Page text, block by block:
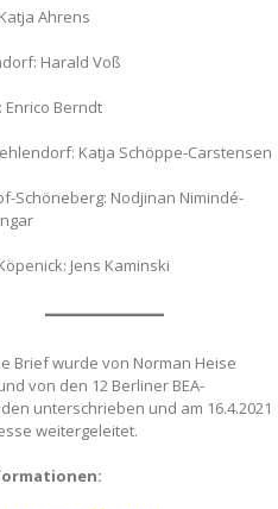
Ahrens
Harald Voß
Enrico Berndt
Katja Schöppe-Carstensen
Schöneberg: Nodjinan Nimindé-
Jens Kaminski
Brief wurde von Norman Heise
von den 12 Berliner BEA-
unterschrieben und am 16.4.2021
weitergeleitet.